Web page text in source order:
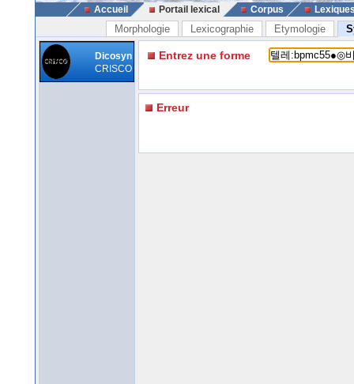
Accueil Portail lexical Corpus
Morphologie Lexicographie Etymologie
Dicosyn
CRISCO
Entrez une forme
Erreur